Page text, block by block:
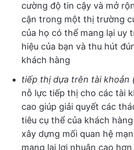
cường độ tin cậy và mở
cận trong một thị trường
của họ có thể mang lại uy
hiệu của bạn và thu hút
khách hàng
tiếp thị dựa trên tài khoản
nỗ lực tiếp thị cho các tài
cao giúp giải quyết các
tiêu cụ thể của khách
xây dựng mối quan hệ
mang lại lợi nhuận cao hơn